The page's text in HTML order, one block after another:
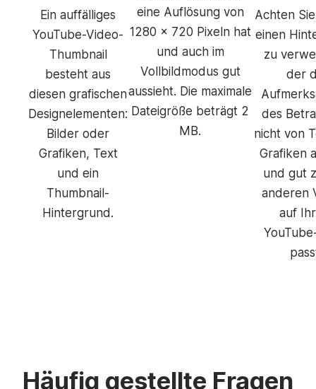
Ein auffälliges
YouTube-Video-
Thumbnail
besteht aus
diesen grafischen
Designelementen:
Bilder oder
Grafiken, Text
und ein
Thumbnail-
Hintergrund.
eine Auflösung von
1280 x 720 Pixeln hat
und auch im
Vollbildmodus gut
aussieht. Die maximale
Dateigröße beträgt 2
MB.
Achten
einen
zu
der
des
nicht von
Grafiken
und gut
anderen
auf
Häufig gestellte Fragen